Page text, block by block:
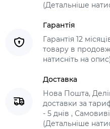
(Детальніше
Гарантія
Гарантія 12
товару в
натисніть на опис)
Доставка
Нова Пошта,
доставки за
- 5 днів ,
(Детальніше